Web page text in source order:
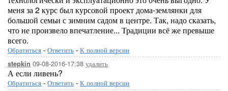
меня за 2 курс был курсовой проект дома-землянки для
большой семьи с зимним садом в центре. Так, надо сказать,
что не произвело впечатление... Традиции всё же превыше
всего.
Обратиться - Ответить - К полной версии
stepkin 09-08-2016-17:38 удалить
А если ливень?
Обратиться - Ответить - К полной версии